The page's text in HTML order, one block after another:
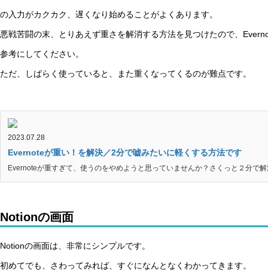
の入力がカクカク、遅くなり始めることがよくあります。
悪戦苦闘の末、とりあえず重さを解消する方法を見つけたので、
参考にしてください。
ただ、しばらく使っていると、また重くなってくるのが難点です。
2023.07.28
Evernoteが重い！を解決／2分で嘘みたいに軽くする方法です
Evernoteが重すぎて、使うのをやめようと思っていませんか？さくっと２分で
Notionの画面
Notionの画面は、非常にシンプルです。
初めてでも、さわってみれば、すぐになんとなくわかってきます。